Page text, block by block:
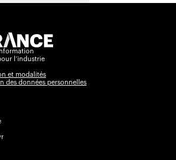
l’industrie
et modalités
des données personnelles